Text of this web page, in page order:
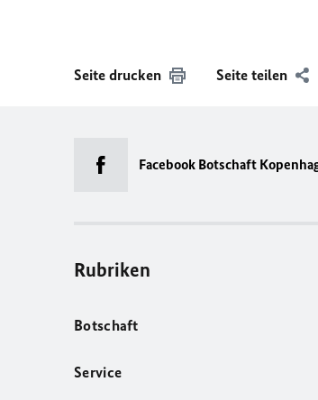
Seite drucken Seite teilen
Facebook Botschaft
Rubriken
Botschaft
Service